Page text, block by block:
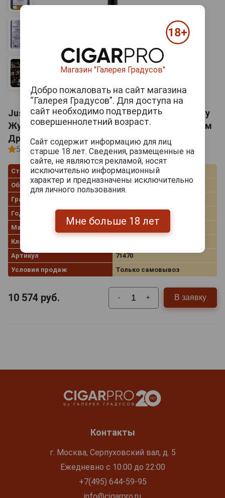
Justino’s Madeira Colheita Verdelho Medium Dry
Жустинос Мадера Колейта Вердельо Медиум
Драй
5 1 отзыв
Страна производства
Португалия
Объём
0.75 л
Градус
Год производства
Мадейра по вкусу
Полусухое
Классификация
Артикул
71470
Условия продаж
Только самовывоз
10 574 руб. - + В заявку
Контакты
г. Москва, Серпуховский вал, д. 5
Ежедневно с 10:00 до 22:00
+7(495) 644-59-95
info@cigarpro.ru
Магазин "Галерея Градусов"
Добро пожаловать на сайт магазина
“Галерея Градусов”. Для доступа на
сайт необходимо подтвердить
совершеннолетний возраст.
Сайт содержит информацию для лиц
старше 18 лет. Сведения, размещенные на
сайте, не являются рекламой, носят
исключительно информационный
характер и предназначены исключительно
для личного пользования.
Мне больше 18 лет